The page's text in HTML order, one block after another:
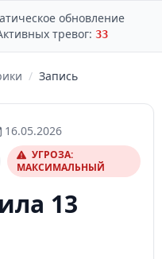
обновление
тревог: 33
/ Запись
16.05.2026
УГРОЗА:
МАКСИМАЛЬНЫЙ
13